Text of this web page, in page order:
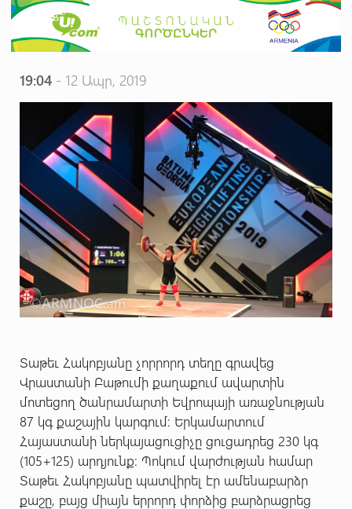
19:04- 12 Ապր, 2019
Տաթեւ Հակոբյանը չորրորդ տեղը գրավեց
Վրաստանի Բաթումի քաղաքում ավարտին
մոտեցող ծանրամարտի Եվրոպայի առաջնության
87 կգ քաշային կարգում: Երկամարտում
Հայաստանի ներկայացուցիչը ցուցադրեց 230 կգ
(105+125) արդյունք: Պոկում վարժության համար
Տաթեւ Հակոբյանը պատվիրել էր ամենաբարձր
քաշը, բայց միայն երրորդ փորձից բարձրացրեց